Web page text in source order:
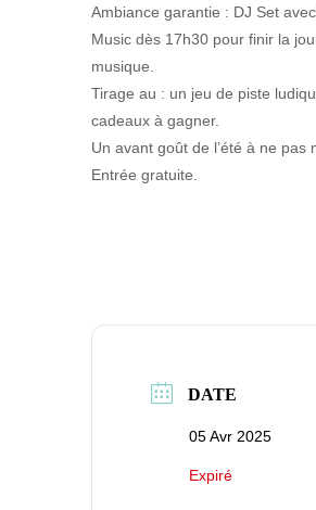
Ambiance garantie : DJ Set
Music dès 17h30 pour finir la
musique.
Tirage au : un jeu de piste
cadeaux à gagner.
Un avant goût de l’été à ne pas
Entrée gratuite.
DATE
05 Avr 2025
Expiré